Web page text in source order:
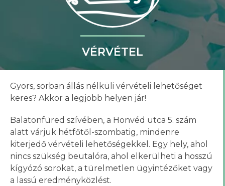
VÉRVÉTEL
Gyors, sorban állás nélküli vérvételi lehetőséget
keres? Akkor a legjobb helyen jár!
Balatonfüred szívében, a Honvéd utca 5. szám
alatt várjuk hétfőtől-szombatig, mindenre
kiterjedő vérvételi lehetőségekkel. Egy hely, ahol
nincs szükség beutalóra, ahol elkerülheti a hosszú
kígyózó sorokat, a türelmetlen ügyintézőket vagy
a lassú eredményközlést.